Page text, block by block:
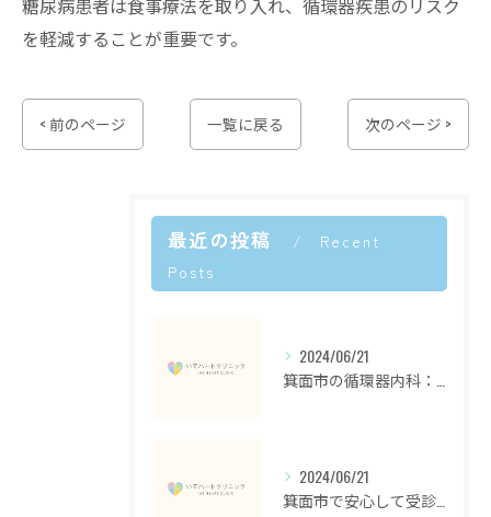
糖尿病患者は食事療法を取り入れ、循環器疾患のリスク
を軽減することが重要です。
< 前のページ 一覧に戻る 次のページ >
最近の投稿
Recent
Posts
2024/06/21
2024/06/21